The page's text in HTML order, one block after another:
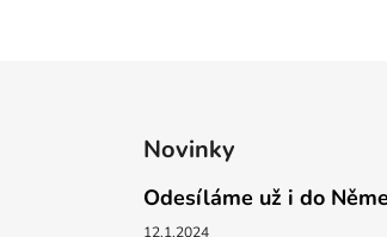
Novinky
Odesíláme už i do
12.1.2024